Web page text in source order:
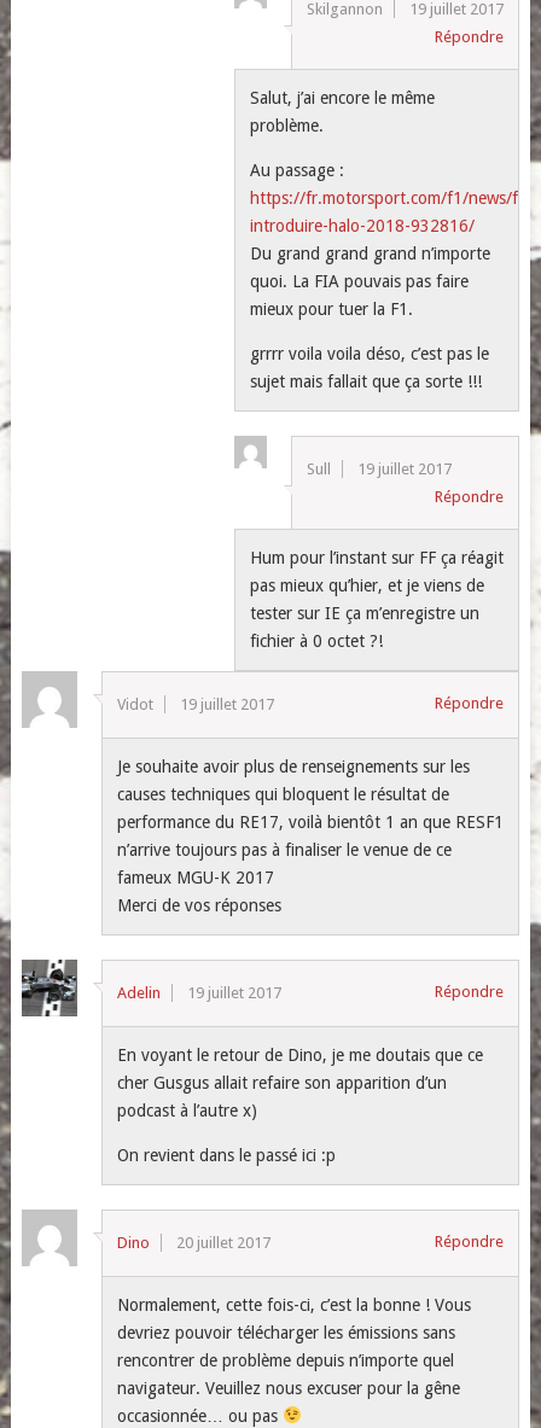
Skilgannon
19 juillet 2017
Répondre
Salut, j’ai encore le même
problème.
Au passage :
https://fr.motorsport.com/f1/news/f1-
introduire-halo-2018-932816/
Du grand grand grand n’importe
quoi. La FIA pouvais pas faire
mieux pour tuer la F1.
grrrr voila voila déso, c’est pas le
sujet mais fallait que ça sorte !!!
Sull
19 juillet 2017
Répondre
Hum pour l’instant sur FF ça réagit
pas mieux qu’hier, et je viens de
tester sur IE ça m’enregistre un
fichier à 0 octet ?!
Vidot 19 juillet 2017 Répondre
Je souhaite avoir plus de renseignements sur les
causes techniques qui bloquent le résultat de
performance du RE17, voilà bientôt 1 an que RESF1
n’arrive toujours pas à finaliser le venue de ce
fameux MGU-K 2017
Merci de vos réponses
Adelin 19 juillet 2017 Répondre
En voyant le retour de Dino, je me doutais que ce
cher Gusgus allait refaire son apparition d’un
podcast à l’autre x)
On revient dans le passé ici :p
Dino 20 juillet 2017 Répondre
Normalement, cette fois-ci, c’est la bonne ! Vous
devriez pouvoir télécharger les émissions sans
rencontrer de problème depuis n’importe quel
navigateur. Veuillez nous excuser pour la gêne
occasionnée… ou pas